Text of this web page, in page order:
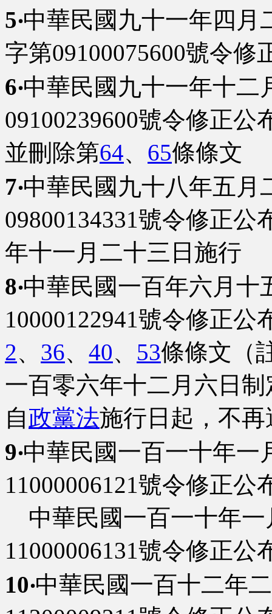
5‧中華民國九十一年四月
字第09100075600號令修
6‧中華民國九十一年十二
09100239600號令修正公
並刪除第64、 65條條文
7‧中華民國九十八年五月
09800134331號令修正公
年十一月二十三日施行
8‧中華民國一百年六月十
10000122941號令修正公
2、 36、 40、 53條條文（
一百零六年十二月六日
自政黨法施行日起，不再
9‧中華民國一百一十年一
11000006121號令修正公
中華民國一百一十年一
11000006131號令修正公
10‧中華民國一百十二年